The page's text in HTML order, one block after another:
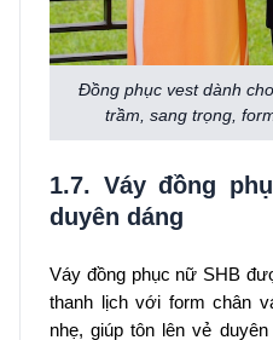
Đồng phục vest dành
trầm, sang trọng,
1.7. Váy đồng
duyên dáng
Váy đồng phục nữ SHB
thanh lịch với form chân
nhẹ, giúp tôn lên vẻ